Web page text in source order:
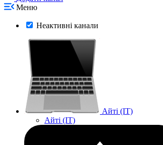
Меню
Неактивні канали
Айті (IT)
Айті (IT)